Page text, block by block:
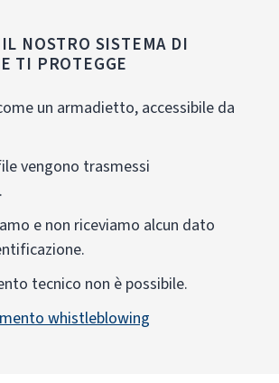
NOSTRO SISTEMA DI
TI PROTEGGE
un armadietto, accessibile da
vengono trasmessi
e non riceviamo alcun dato
tecnico non è possibile.
whistleblowing